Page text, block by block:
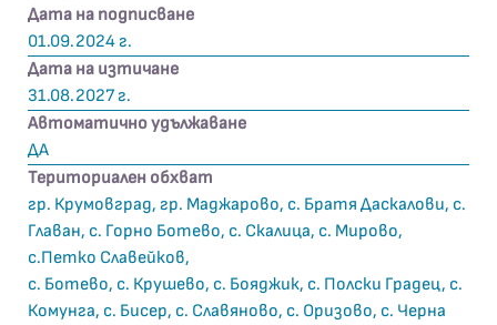
Дата на подписване
01.09.2024 г.
Дата на изтичане
31.08.2027 г.
Автоматично удължаване
ДА
Териториален обхват
гр. Крумовград, гр. Маджарово, с. Братя Даскалови, с.
Главан, с. Горно Ботево, с. Скалица, с. Мирово,
с.Петко Славейков,
с. Ботево, с. Крушево, с. Бояджик, с. Полски Градец, с.
Комунга, с. Бисер, с. Славяново, с. Оризово, с. Черна